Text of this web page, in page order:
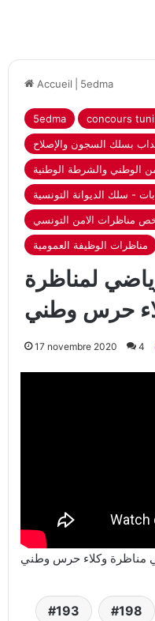
Accueil 5edma
5edma concours
بسلك السجون والإصلاح
الوطني والشرطة الوطنية
- سلك الديوانة التونسية
مناظرات الامن التونسي
مناظرات الوظيفة العمومية
لمناظرة
حرس وطني
17 novembre 2020 4
مناظرة وكلاء حرس وطني
193 198